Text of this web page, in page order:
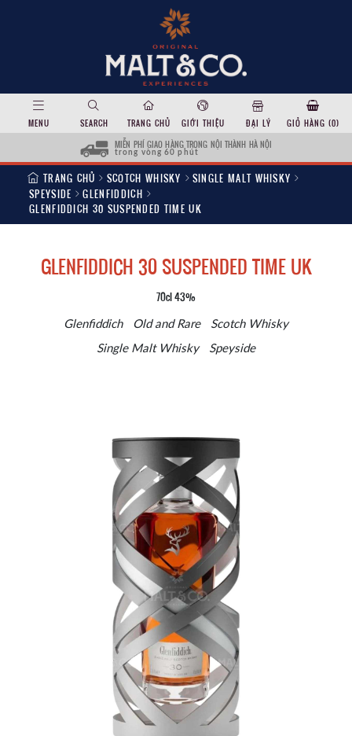
MENU SEARCH TRANG CHỦ GIỚI THIỆU ĐẠI LÝ GIỎ HÀNG (0)
MIỄN PHÍ GIAO HÀNG TRONG NỘI THÀNH HÀ NỘI
trong vòng 60 phút
TRANG CHỦ SCOTCH WHISKY
SINGLE MALT WHISKY
SPEYSIDE
GLENFIDDICH
GLENFIDDICH 30 SUSPENDED TIME UK
GLENFIDDICH 30 SUSPENDED TIME UK
70cl 43%
Glenfiddich Old and Rare Scotch Whisky
Single Malt Whisky Speyside